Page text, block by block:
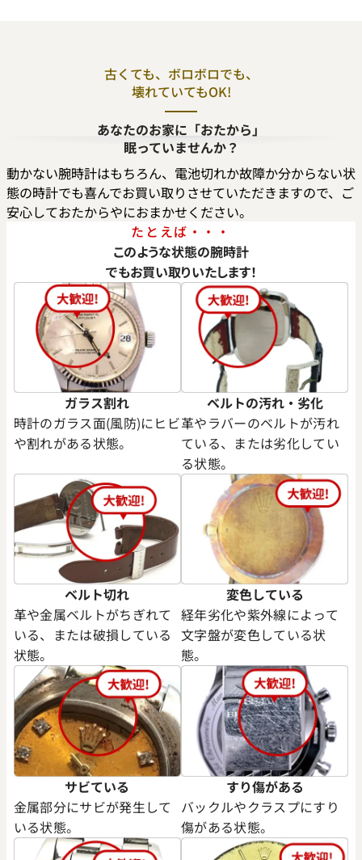
ードスター SM 2007年夏限
日時点の参考買取価格です
カルティエ ロードスター SM
参考買取価格
390,000円
※2026年5月27日時点の参考
ードスター LM W62000V3
日時点の参考買取価格です
カルティエ ロードスター SM
スマス限定モデル W6206006
参考買取価格
380,000円
※2026年3月9日時点の参考買
ードスター LM W62002V3
格
カルティエ ロードスター ク
XL W62020X6
参考買取価格
価格はお問い合わせください
古くても、ボロボロでも、
壊れていてもOK!
あなたのお家に「おたから」
眠っていませんか？
動かない腕時計はもちろん、電池切れか故障か分からない状
態の時計でも喜んでお買い取りさせていただきますので、ご
安心しておたからやにおまかせください。
たとえば・・・
このような状態の腕時計
でもお買い取りいたします！
ガラス割れ
時計のガラス面(風防)にヒビ
や割れがある状態。
ベルトの汚れ・劣化
革やラバーのベルトが汚れ
ている、または劣化してい
る状態。
ベルト切れ
革や金属ベルトがちぎれて
いる、または破損している
状態。
変色している
経年劣化や紫外線によって
文字盤が変色している状
態。
サビている
金属部分にサビが発生して
いる状態。
すり傷がある
バックルやクラスプにすり
傷がある状態。